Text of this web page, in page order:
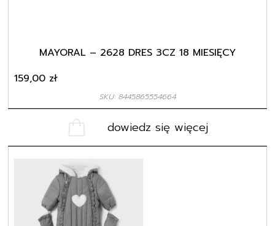
MAYORAL – 2628 DRES 3CZ 18 MIESIĘCY
SKU: 8445865554664
159,00 zł
dowiedz się więcej